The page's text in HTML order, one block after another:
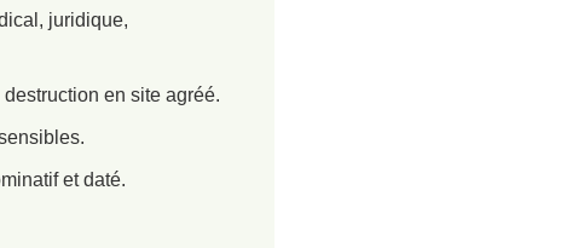
juridique,
en site agréé.
et daté.